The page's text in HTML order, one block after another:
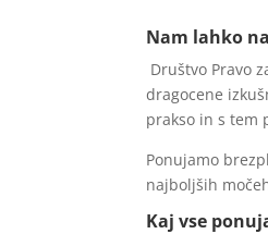
Nam lahko
Društvo Pravo
dragocene
prakso in s tem
Ponujamo
najboljših
Kaj vse